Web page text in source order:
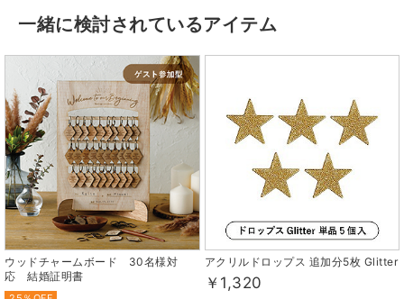
一緒に検討されているアイテム
ウッドチャームボード 30名様対
応 結婚証明書
アクリルドロップス 追加分5枚 Glitter
￥1,320